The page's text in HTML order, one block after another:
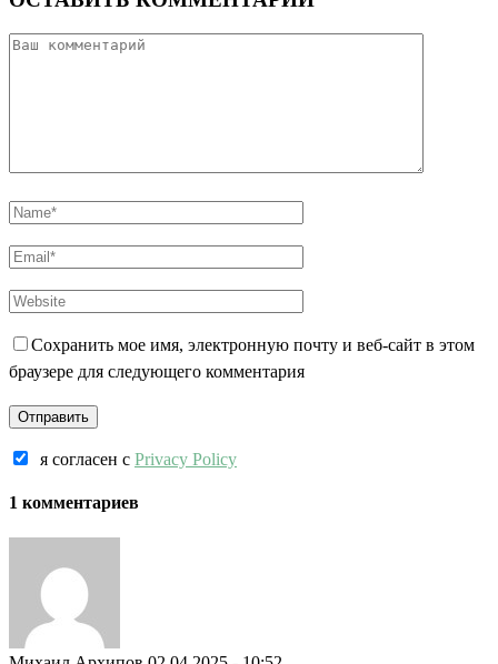
Сохранить мое имя, электронную почту и веб-сайт в этом
браузере для следующего комментария
я согласен c Privacy Policy
1 комментариев